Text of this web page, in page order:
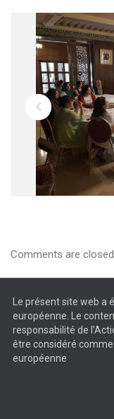
Comments are closed
Le présent site web a
européenne. Le
responsabilité de
être considéré comme
européenne